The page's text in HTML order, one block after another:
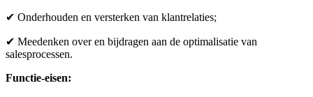
✔ Onderhouden en versterken van klantrelaties;
✔ Meedenken over en bijdragen aan de optimalisatie van
salesprocessen.
Functie-eisen: